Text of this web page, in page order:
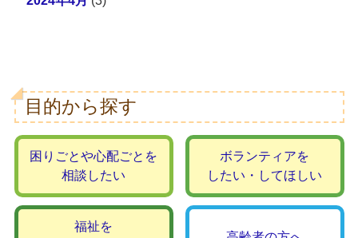
目的から探す
困りごとや心配ごとを
相談したい
ボランティアを
したい・してほしい
福祉を